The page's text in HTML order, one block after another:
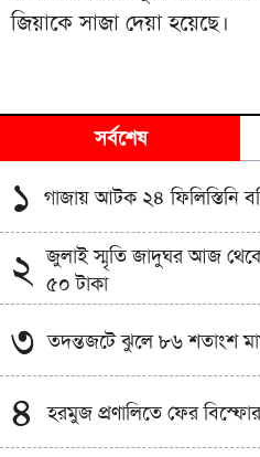
জিয়াকে সাজা দেয়া হয়েছে।
সর্বশেষ
১ গাজায় আটক ২৪ ফিলিস্তিনি
২
জুলাই স্মৃতি জাদুঘর আজ
৫০ টাকা
৩ তদন্তজটে ঝুলে ৮৬ শতাংশ
৪ হরমুজ প্রণালিতে ফের